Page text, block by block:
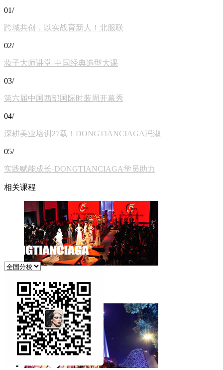
01/
跨域共创，以实战育新人！北服联
02/
妆子大师讲堂-中国经典造型大课
03/
第六届中国西部国际时装周开幕秀
04/
深耕美业培训27载！DONGTIANCIAGA冯淑
05/
实践赋能成长-DONGTIANCIAGA学员助力
相关课程
品牌故事